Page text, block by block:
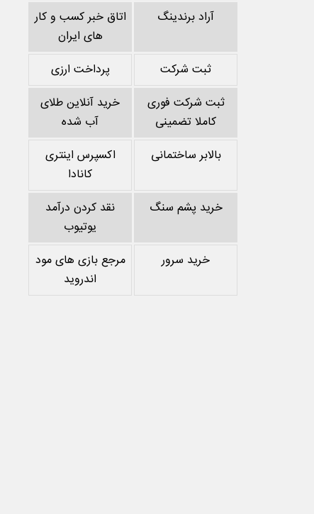
آراد برندینگ
اتاق خبر کسب و کار
های ایران
ثبت شرکت
پرداخت ارزی
ثبت شرکت فوری
کاملا تضمینی
خرید آنلاین طلای
آب شده
بالابر ساختمانی
اکسپرس اینتری
کانادا
خرید پشم سنگ
نقد کردن درآمد
یوتیوب
خرید سرور
مرجع بازی های مود
اندروید